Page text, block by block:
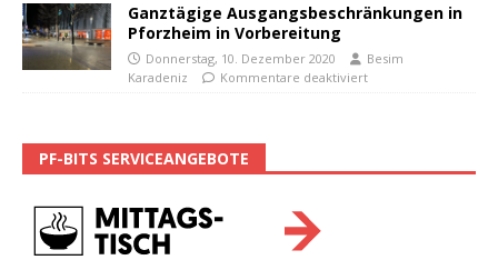
Ganztägige Ausgangsbeschränkungen in
Pforzheim in Vorbereitung
Donnerstag, 10. Dezember 2020
Besim
Karadeniz
Kommentare deaktiviert
PF-BITS SERVICEANGEBOTE